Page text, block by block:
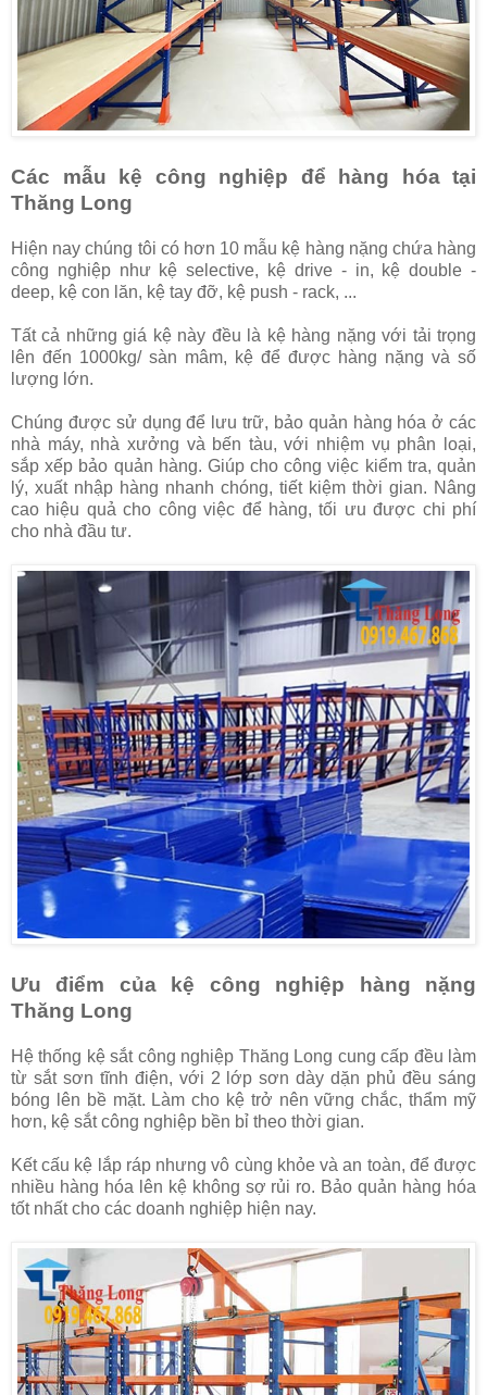
Các mẫu kệ công nghiệp để hàng hóa tại
Thăng Long
Hiện nay chúng tôi có hơn 10 mẫu kệ hàng nặng chứa hàng
công nghiệp như kệ selective, kệ drive - in, kệ double -
deep, kệ con lăn, kệ tay đỡ, kệ push - rack, ...
Tất cả những giá kệ này đều là kệ hàng nặng với tải trọng
lên đến 1000kg/ sàn mâm, kệ để được hàng nặng và số
lượng lớn.
Chúng được sử dụng để lưu trữ, bảo quản hàng hóa ở các
nhà máy, nhà xưởng và bến tàu, với nhiệm vụ phân loại,
sắp xếp bảo quản hàng. Giúp cho công việc kiểm tra, quản
lý, xuất nhập hàng nhanh chóng, tiết kiệm thời gian. Nâng
cao hiệu quả cho công việc để hàng, tối ưu được chi phí
cho nhà đầu tư.
Ưu điểm của kệ công nghiệp hàng nặng
Thăng Long
Hệ thống kệ sắt công nghiệp Thăng Long cung cấp đều làm
từ sắt sơn tĩnh điện, với 2 lớp sơn dày dặn phủ đều sáng
bóng lên bề mặt. Làm cho kệ trở nên vững chắc, thẩm mỹ
hơn, kệ sắt công nghiệp bền bỉ theo thời gian.
Kết cấu kệ lắp ráp nhưng vô cùng khỏe và an toàn, để được
nhiều hàng hóa lên kệ không sợ rủi ro. Bảo quản hàng hóa
tốt nhất cho các doanh nghiệp hiện nay.